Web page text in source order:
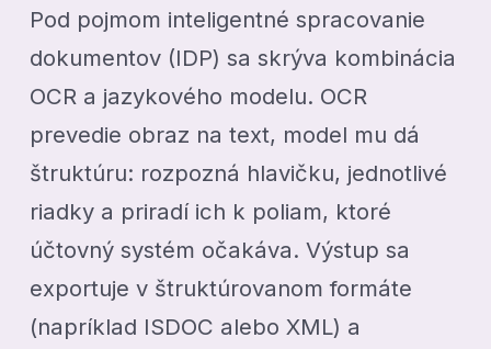
Pod pojmom inteligentné spracovanie
dokumentov (IDP) sa skrýva kombinácia
OCR a jazykového modelu. OCR
prevedie obraz na text, model mu dá
štruktúru: rozpozná hlavičku, jednotlivé
riadky a priradí ich k poliam, ktoré
účtovný systém očakáva. Výstup sa
exportuje v štruktúrovanom formáte
(napríklad ISDOC alebo XML) a